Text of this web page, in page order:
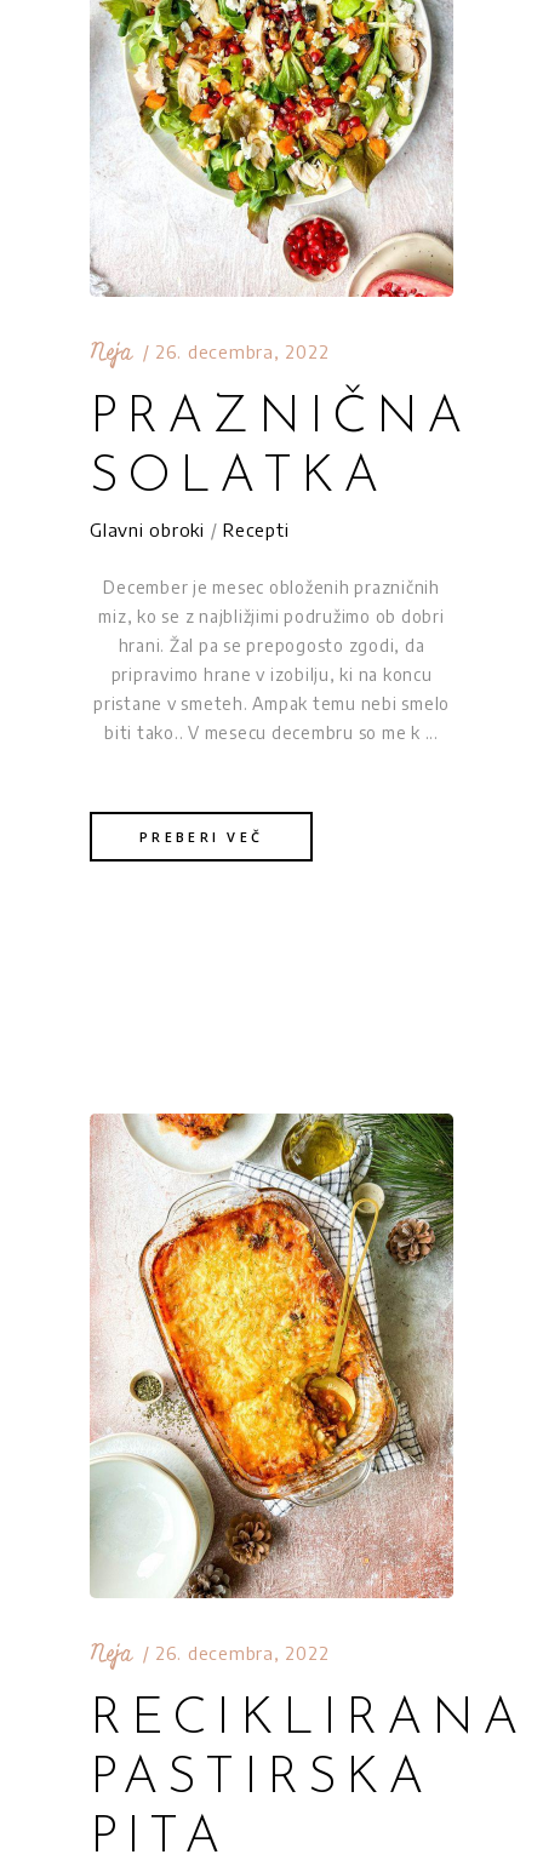
Neja 26. decembra, 2022
PRAZNIČNA
SOLATKA
Glavni obroki / Recepti
December je mesec obloženih prazničnih
miz, ko se z najbližjimi podružimo ob dobri
hrani. Žal pa se prepogosto zgodi, da
pripravimo hrane v izobilju, ki na koncu
pristane v smeteh. Ampak temu nebi smelo
biti tako.. V mesecu decembru so me k
PREBERI VEČ
Neja 26. decembra, 2022
RECIKLIRANA
PASTIRSKA
PITA